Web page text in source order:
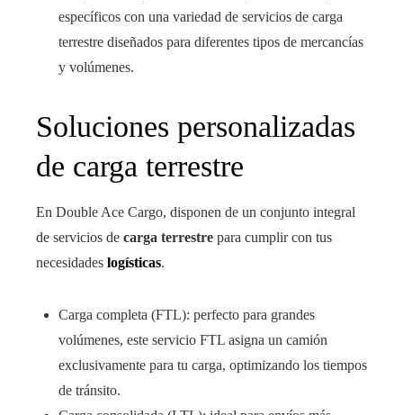
específicos con una variedad de servicios de carga
terrestre diseñados para diferentes tipos de mercancías
y volúmenes.
Soluciones personalizadas
de carga terrestre
En Double Ace Cargo, disponen de un conjunto integral
de servicios de carga terrestre para cumplir con tus
necesidades logísticas.
Carga completa (FTL): perfecto para grandes
volúmenes, este servicio FTL asigna un camión
exclusivamente para tu carga, optimizando los tiempos
de tránsito.